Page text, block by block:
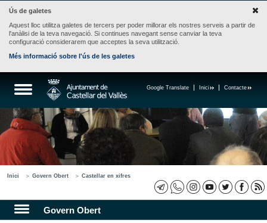
Ús de galetes
Aquest lloc utilitza galetes de tercers per poder millorar els nostres serveis a partir de
l'anàlisi de la teva navegació. Si continues navegant sense canviar la teva
configuració considerarem que acceptes la seva utilització.
Més informació sobre l'ús de les galetes
Contacte
Inici
Google Translate
Inici Govern Obert Castellar en xifres
Govern Obert